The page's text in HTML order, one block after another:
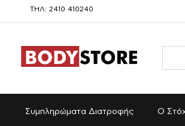
ΤΗΛ: 2410 410240
Συμπληρώματα Διατροφής Ο